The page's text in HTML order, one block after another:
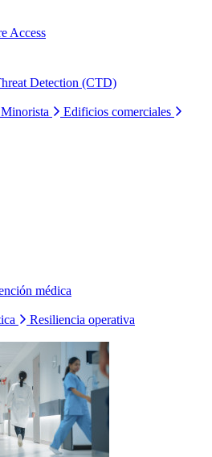
Access
Detection (CTD)
Minorista
Edificios comerciales
médica
Resiliencia operativa